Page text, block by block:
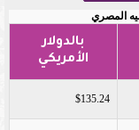
المصري
بالدولار
الأمريكي
$135.24